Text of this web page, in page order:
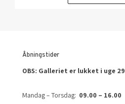
Åbningstider
OBS: Galleriet er lukket i uge 29
Mandag – Torsdag: 09.00 – 16.00